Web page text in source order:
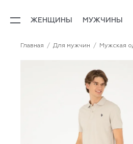
ЖЕНЩИНЫ МУЖЧИНЫ
Главная Для мужчин Мужская